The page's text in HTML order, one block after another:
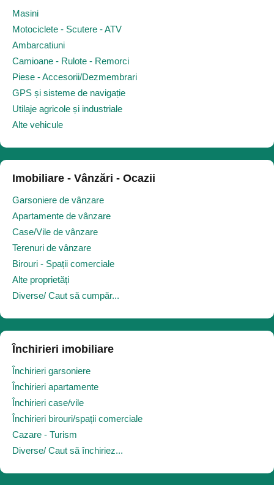
Masini
Motociclete - Scutere - ATV
Ambarcatiuni
Camioane - Rulote - Remorci
Piese - Accesorii/Dezmembrari
GPS și sisteme de navigație
Utilaje agricole și industriale
Alte vehicule
Imobiliare - Vânzări - Ocazii
Garsoniere de vânzare
Apartamente de vânzare
Case/Vile de vânzare
Terenuri de vânzare
Birouri - Spații comerciale
Alte proprietăți
Diverse/ Caut să cumpăr...
Închirieri imobiliare
Închirieri garsoniere
Închirieri apartamente
Închirieri case/vile
Închirieri birouri/spații comerciale
Cazare - Turism
Diverse/ Caut să închiriez...